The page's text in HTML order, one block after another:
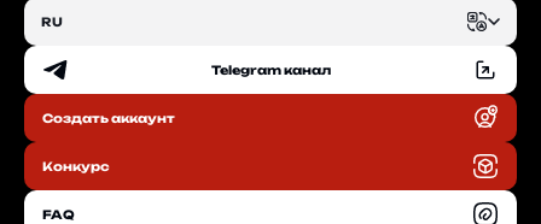
RU
EN Telegram канал
Создать аккаунт
Конкурс
FAQ